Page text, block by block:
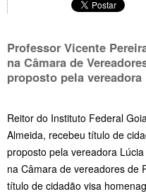
Professor Vicente
na Câmara de
proposto pela
Reitor do Instituto Federal
Almeida, recebeu título de
proposto pela vereadora
na Câmara de vereadores de
título de cidadão visa